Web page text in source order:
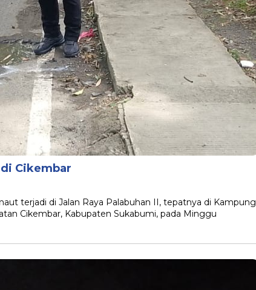
Cikembar
terjadi di Jalan Raya Palabuhan II, tepatnya di Kampung
Cikembar, Kabupaten Sukabumi, pada Minggu